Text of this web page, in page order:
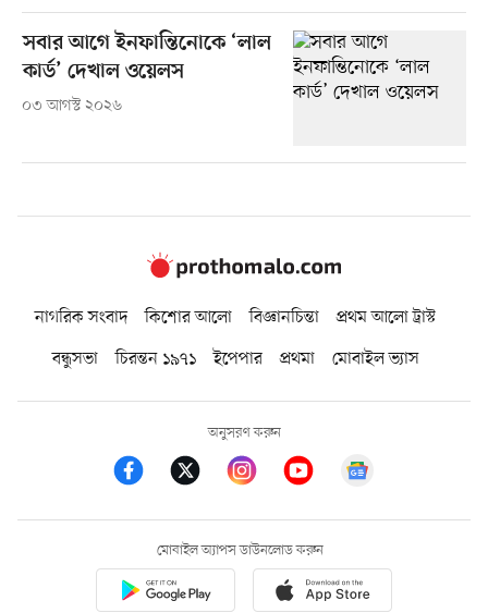
সবার আগে ইনফান্তিনোকে ‘লাল
কার্ড’ দেখাল ওয়েলস
০৩ আগস্ট ২০২৬
নাগরিক সংবাদ কিশোর আলো বিজ্ঞানচিন্তা
প্রথম আলো ট্রাস্ট
বন্ধুসভা
চিরন্তন ১৯৭১ ইপেপার প্রথমা মোবাইল ভ্যাস
অনুসরণ করুন
মোবাইল অ্যাপস ডাউনলোড করুন